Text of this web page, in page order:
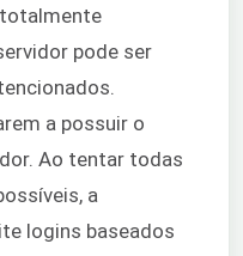
pode ser
a possuir o
Ao tentar todas
a
logins baseados